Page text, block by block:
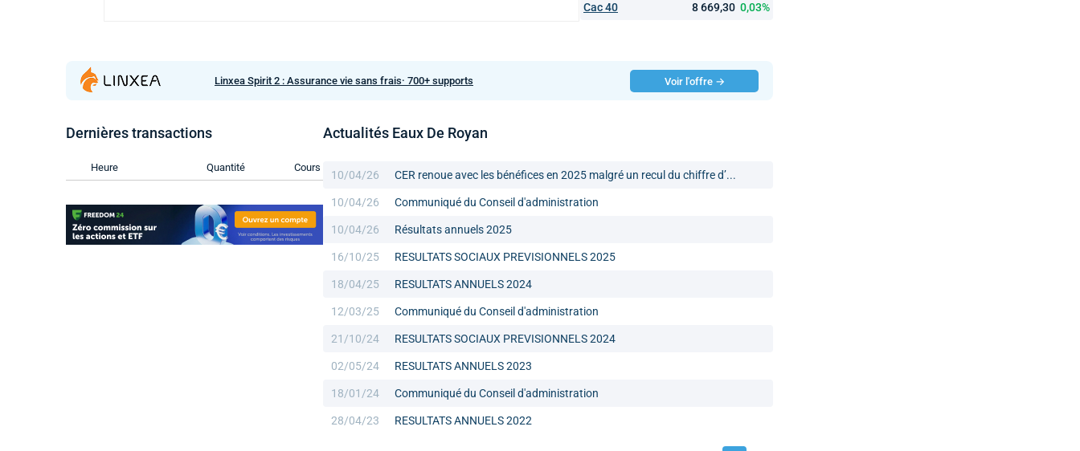
Cac 40 8 669,30 0,03%
Linxea Spirit 2 : Assurance vie sans frais· 700+ supports Voir l'offre →
Dernières transactions
Heure Quantité Cours
Actualités Eaux De Royan
10/04/26 CER renoue avec les bénéfices en 2025 malgré un recul du chiffre d’...
10/04/26 Communiqué du Conseil d'administration
10/04/26 Résultats annuels 2025
16/10/25 RESULTATS SOCIAUX PREVISIONNELS 2025
18/04/25 RESULTATS ANNUELS 2024
12/03/25 Communiqué du Conseil d'administration
21/10/24 RESULTATS SOCIAUX PREVISIONNELS 2024
02/05/24 RESULTATS ANNUELS 2023
18/01/24 Communiqué du Conseil d'administration
28/04/23 RESULTATS ANNUELS 2022